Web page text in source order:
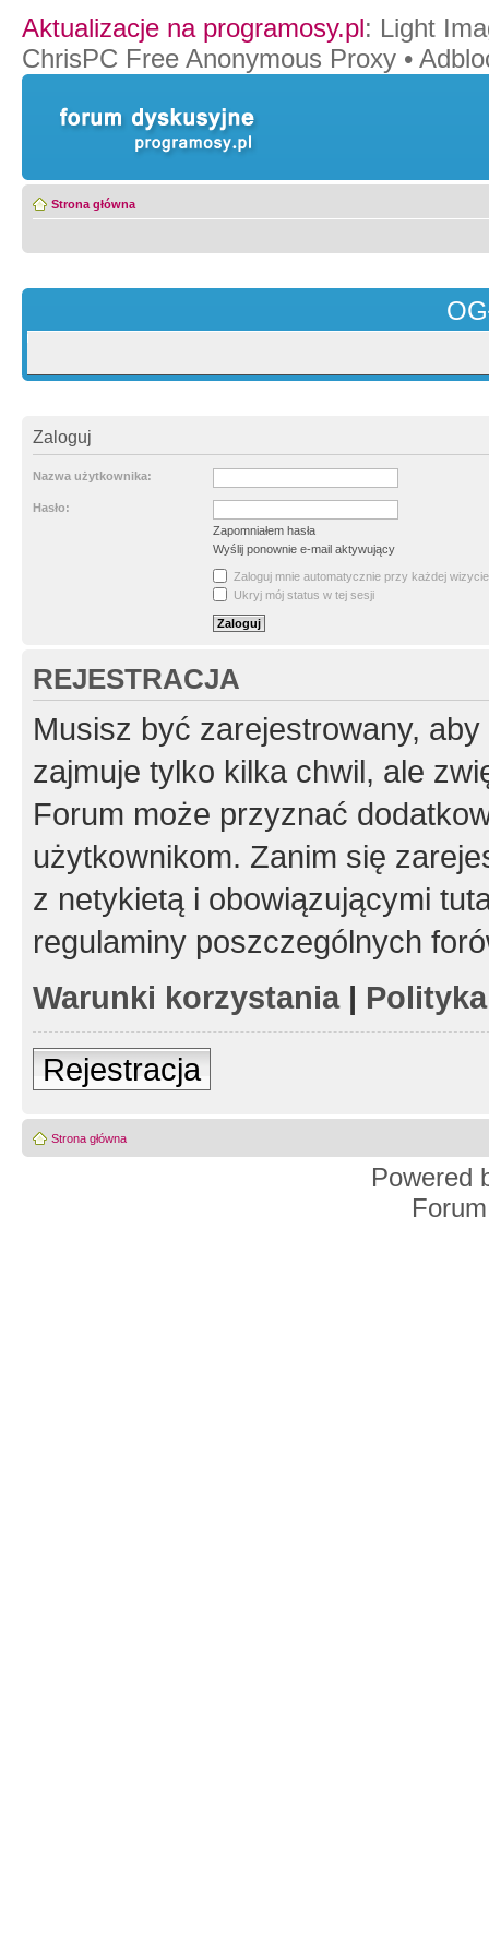
Aktualizacje na programosy.pl: Light
ChrisPC Free Anonymous Proxy •
Strona główna
Zaloguj
Nazwa użytkownika:
Hasło:
Zapomniałem hasła
Wyślij ponownie e-mail aktywujący
Zaloguj mnie automatycznie przy każdej wizycie
Ukryj mój status w tej sesji
REJESTRACJA
Musisz być zarejestrowany,
zajmuje tylko kilka chwil, ale
Forum może przyznać
użytkownikom. Zanim się
z netykietą i obowiązującymi
regulaminy poszczególnych
Warunki korzystania|
Rejestracja
Strona główna
Powered